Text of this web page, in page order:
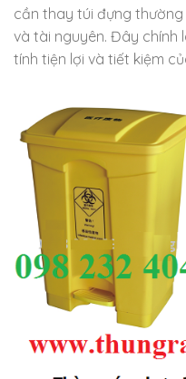
cần thay túi đựng
và tài nguyên. Đây chính
tính tiện lợi và tiết kiệm